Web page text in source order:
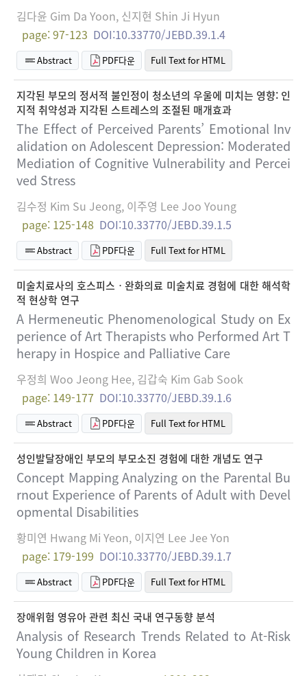
김다윤 Gim Da Yoon, 신지현 Shin Ji Hyun
page: 97-123 DOI:10.33770/JEBD.39.1.4
Abstract PDF다운 Full Text for HTML
지각된 부모의 정서적 불인정이 청소년의 우울에 미치는 영향: 인
지적 취약성과 지각된 스트레스의 조절된 매개효과
The Effect of Perceived Parents’ Emotional Inv
alidation on Adolescent Depression: Moderated
Mediation of Cognitive Vulnerability and Percei
ved Stress
김수정 Kim Su Jeong, 이주영 Lee Joo Young
page: 125-148 DOI:10.33770/JEBD.39.1.5
Abstract PDF다운 Full Text for HTML
미술치료사의 호스피스ㆍ완화의료 미술치료 경험에 대한 해석학
적 현상학 연구
A Hermeneutic Phenomenological Study on Ex
perience of Art Therapists who Performed Art T
herapy in Hospice and Palliative Care
우정희 Woo Jeong Hee, 김갑숙 Kim Gab Sook
page: 149-177 DOI:10.33770/JEBD.39.1.6
Abstract PDF다운 Full Text for HTML
성인발달장애인 부모의 부모소진 경험에 대한 개념도 연구
Concept Mapping Analyzing on the Parental Bu
rnout Experience of Parents of Adult with Devel
opmental Disabilities
황미연 Hwang Mi Yeon, 이지연 Lee Jee Yon
page: 179-199 DOI:10.33770/JEBD.39.1.7
Abstract PDF다운 Full Text for HTML
장애위험 영유아 관련 최신 국내 연구동향 분석
Analysis of Research Trends Related to At-Risk
Young Children in Korea